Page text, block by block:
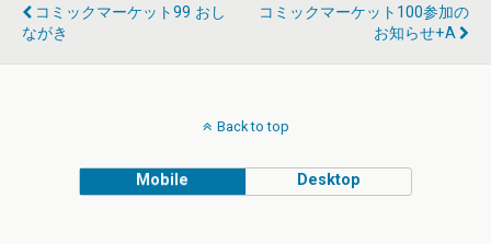
コミックマーケット99 おし
ながき
コミックマーケット100参加の
お知らせ+α
Back to top
Mobile Desktop